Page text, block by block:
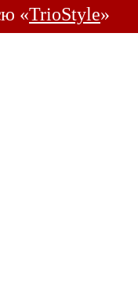
«TrioStyle»